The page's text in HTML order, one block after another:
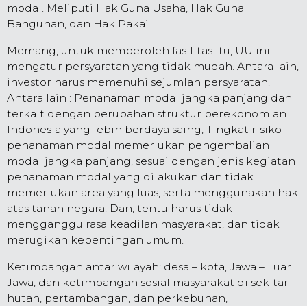
modal. Meliputi Hak Guna Usaha, Hak Guna
Bangunan, dan Hak Pakai.
Memang, untuk memperoleh fasilitas itu, UU ini
mengatur persyaratan yang tidak mudah. Antara lain,
investor harus memenuhi sejumlah persyaratan.
Antara lain : Penanaman modal jangka panjang dan
terkait dengan perubahan struktur perekonomian
Indonesia yang lebih berdaya saing; Tingkat risiko
penanaman modal memerlukan pengembalian
modal jangka panjang, sesuai dengan jenis kegiatan
penanaman modal yang dilakukan dan tidak
memerlukan area yang luas, serta menggunakan hak
atas tanah negara. Dan, tentu harus tidak
mengganggu rasa keadilan masyarakat, dan tidak
merugikan kepentingan umum.
Ketimpangan antar wilayah: desa – kota, Jawa – Luar
Jawa, dan ketimpangan sosial masyarakat di sekitar
hutan, pertambangan, dan perkebunan,